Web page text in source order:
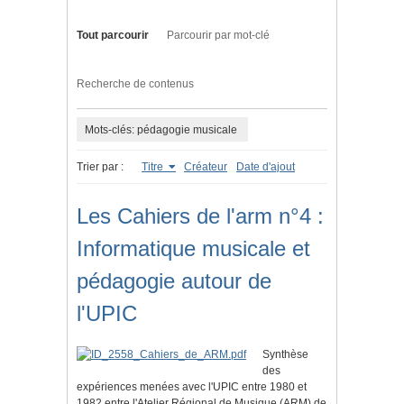
Tout parcourir Parcourir par mot-clé
Recherche de contenus
Mots-clés: pédagogie musicale
Trier par : Titre Créateur Date d'ajout
Les Cahiers de l'arm n°4 :
Informatique musicale et
pédagogie autour de
l'UPIC
Synthèse
des
expériences menées avec l'UPIC entre 1980 et